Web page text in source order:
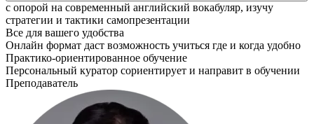
с опорой на современный английский вокабуляр, изучу
стратегии и тактики самопрезентации
Все для вашего удобства
Онлайн формат даст возможность учиться где и когда удобно
Практико-ориентированное обучение
Персональный куратор сориентирует и направит в обучении
Преподаватель